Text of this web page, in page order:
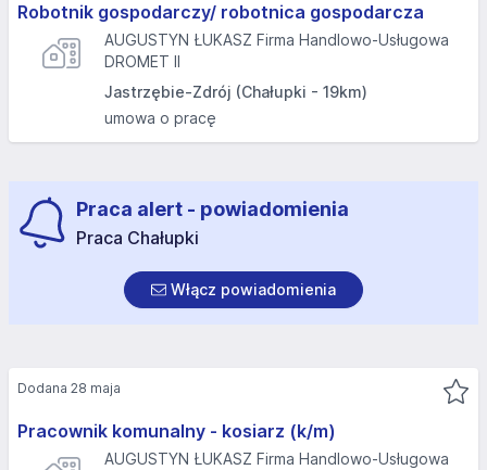
Robotnik gospodarczy/ robotnica gospodarcza
AUGUSTYN ŁUKASZ Firma Handlowo-Usługowa
DROMET II
Jastrzębie-Zdrój (Chałupki - 19km)
umowa o pracę
Praca alert - powiadomienia
Praca Chałupki
Włącz powiadomienia
Pracownik komunalny - kosiarz (k/m)
AUGUSTYN ŁUKASZ Firma Handlowo-Usługowa
Dodana 28 maja